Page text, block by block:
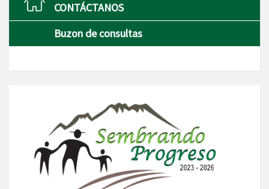
CONTÁCTANOS
Buzon de consultas